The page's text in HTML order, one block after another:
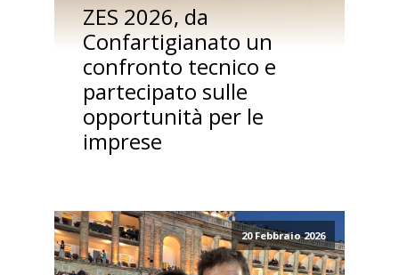
ZES 2026, da
Confartigianato un
confronto tecnico e
partecipato sulle
opportunità per le
imprese
20 Febbraio 2026